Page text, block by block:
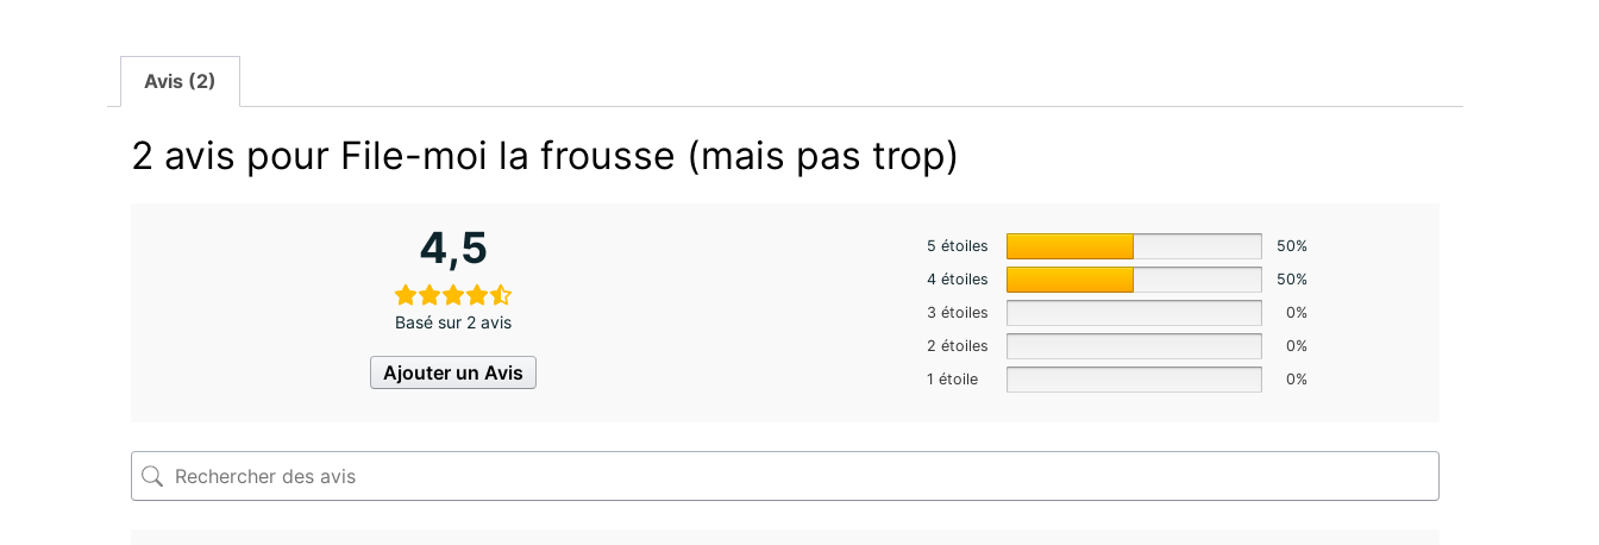
Avis (2)
2 avis pour File-moi la frousse (mais pas trop)
4,5
Basé sur 2 avis
Ajouter un Avis
5 étoiles
50%
4 étoiles
50%
3 étoiles
0%
2 étoiles
0%
1 étoile
0%